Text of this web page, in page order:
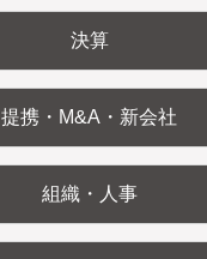
決算
提携・M&A・新会社
組織・人事